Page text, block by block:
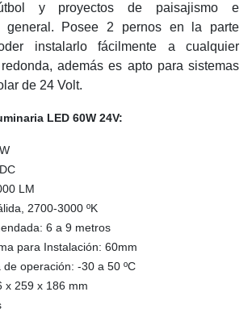
y proyectos de paisajismo e
general. Posee 2 pernos en la parte
instalarlo fácilmente a cualquier
además es apto para sistemas
de 24 Volt.
LED 60W 24V:
LM
2700-3000 ºK
6 a 9 metros
para Instalación: 60mm
de operación: -30 a 50 ºC
x 259 x 186 mm